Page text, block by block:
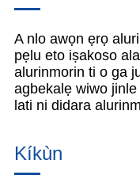
A nlo awọn ẹrọ
pẹlu eto iṣakoso
alurinmorin ti o ga
agbekalẹ wiwo
lati ni didara
Kíkùn